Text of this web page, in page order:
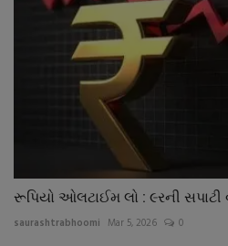
રૂપિયો ઓલટાઈમ લો : ૯રની સપાટી
saurashtrabhoomi Mar 5, 2026 0